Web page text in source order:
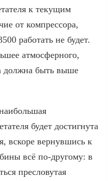
к текущим
от компрессора,
работать не будет.
атмосферного,
должна быть выше
будет достигнута
вскоре вернувшись к
всё по-другому: в
пресловутая